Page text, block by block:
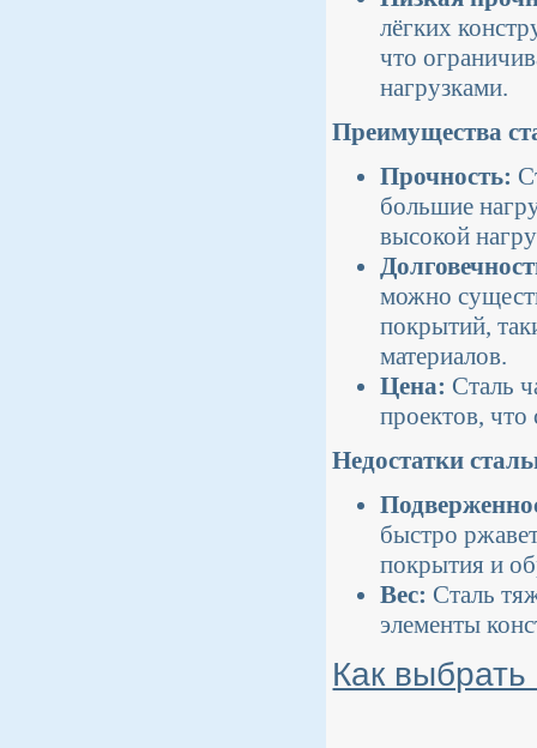
лёгких
что
нагрузками.
Преимущества
Прочность:
большие
высокой
можно
покрытий,
материалов.
Цена: Сталь
проектов, что
Недостатки
быстро
покрытия и
Вес: Сталь
элементы
Как